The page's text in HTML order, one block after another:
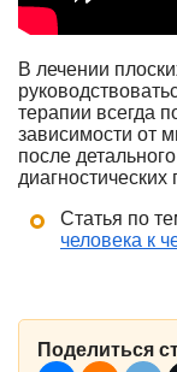
В лечении
терапии всегда
зависимости от
после
диагностических
Статья по
человека к
Поделиться